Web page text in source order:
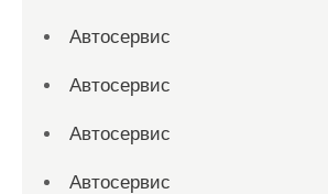
Автосервис
Автосервис
Автосервис
Автосервис